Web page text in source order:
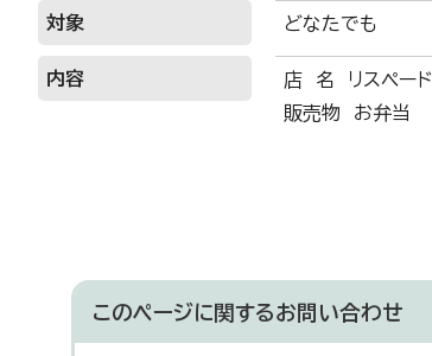
対象 どなたでも
内容
店 名 リスペード
販売物 お弁当
このページに関するお問い合わせ